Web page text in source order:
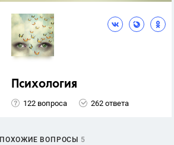
Психология
122 вопроса 262 ответа
ПОХОЖИЕ ВОПРОСЫ 5